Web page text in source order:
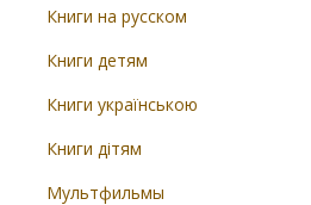
Книги на русском
Книги детям
Книги українською
Книги дітям
Мультфильмы